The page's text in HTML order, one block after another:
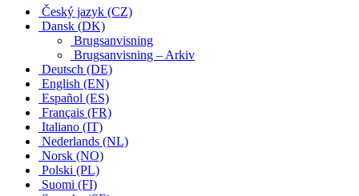
Český jazyk (CZ)
Dansk (DK)
Brugsanvisning
Brugsanvisning – Arkiv
Deutsch (DE)
English (EN)
Español (ES)
Français (FR)
Italiano (IT)
Nederlands (NL)
Norsk (NO)
Polski (PL)
Suomi (FI)